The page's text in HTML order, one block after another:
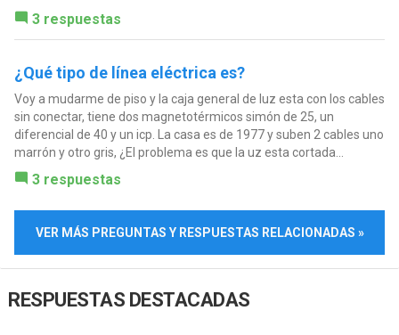
3 respuestas
¿Qué tipo de línea eléctrica es?
Voy a mudarme de piso y la caja general de luz esta con los cables
sin conectar, tiene dos magnetotérmicos simón de 25, un
diferencial de 40 y un icp. La casa es de 1977 y suben 2 cables uno
marrón y otro gris, ¿El problema es que la uz esta cortada...
3 respuestas
VER MÁS PREGUNTAS Y RESPUESTAS RELACIONADAS »
RESPUESTAS DESTACADAS